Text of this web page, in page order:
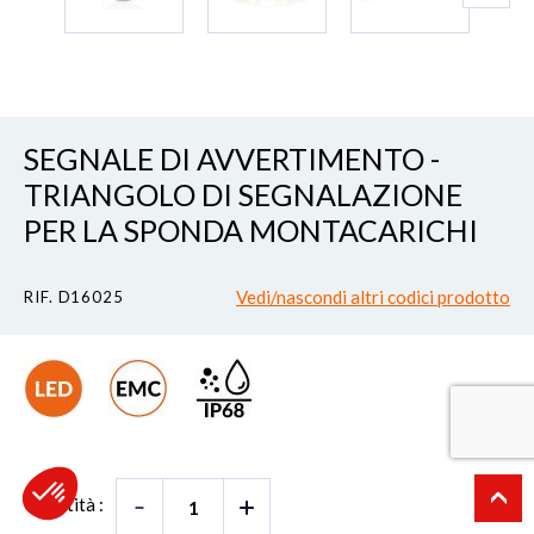
SEGNALE DI AVVERTIMENTO -
TRIANGOLO DI SEGNALAZIONE
PER LA SPONDA MONTACARICHI
RIF. D16025 Vedi/nascondi altri codici prodotto
Quantità :